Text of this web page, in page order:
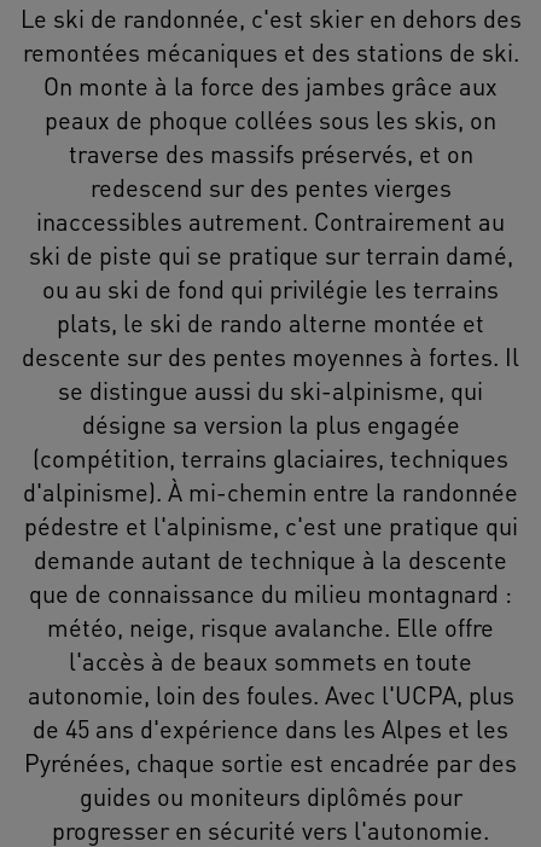
Le ski de randonnée, c'est skier en dehors des
remontées mécaniques et des stations de ski.
On monte à la force des jambes grâce aux
peaux de phoque collées sous les skis, on
traverse des massifs préservés, et on
redescend sur des pentes vierges
inaccessibles autrement. Contrairement au
ski de piste qui se pratique sur terrain damé,
ou au ski de fond qui privilégie les terrains
plats, le ski de rando alterne montée et
descente sur des pentes moyennes à fortes. Il
se distingue aussi du ski-alpinisme, qui
désigne sa version la plus engagée
(compétition, terrains glaciaires, techniques
d'alpinisme). À mi-chemin entre la randonnée
pédestre et l'alpinisme, c'est une pratique qui
demande autant de technique à la descente
que de connaissance du milieu montagnard :
météo, neige, risque avalanche. Elle offre
l'accès à de beaux sommets en toute
autonomie, loin des foules. Avec l'UCPA, plus
de 45 ans d'expérience dans les Alpes et les
Pyrénées, chaque sortie est encadrée par des
guides ou moniteurs diplômés pour
progresser en sécurité vers l'autonomie.